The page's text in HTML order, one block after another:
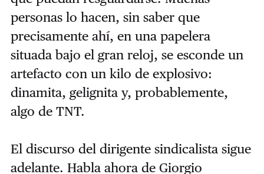
personas lo hacen, sin saber que
precisamente ahí, en una papelera
situada bajo el gran reloj, se esconde un
artefacto con un kilo de explosivo:
dinamita, gelignita y, probablemente,
algo de TNT.
El discurso del dirigente sindicalista sigue
adelante. Habla ahora de Giorgio